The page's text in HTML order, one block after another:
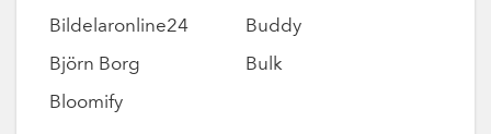
Bildelaronline24
Björn Borg
Bloomify
Buddy
Bulk